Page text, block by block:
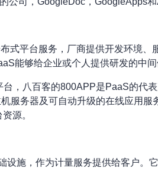
式平台服务，厂商提供开发环境
能够给企业或个人提供研发的中
，八百客的800APP是PaaS的代
服务器及可自动升级的在线应用
源。
设施，作为计量服务提供给客户